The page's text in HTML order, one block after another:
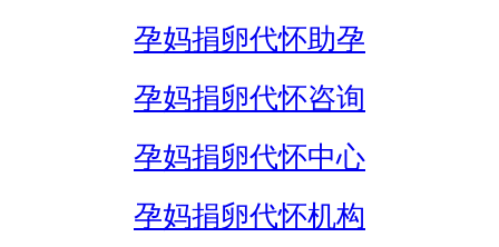
孕妈捐卵代怀助孕
孕妈捐卵代怀咨询
孕妈捐卵代怀中心
孕妈捐卵代怀机构